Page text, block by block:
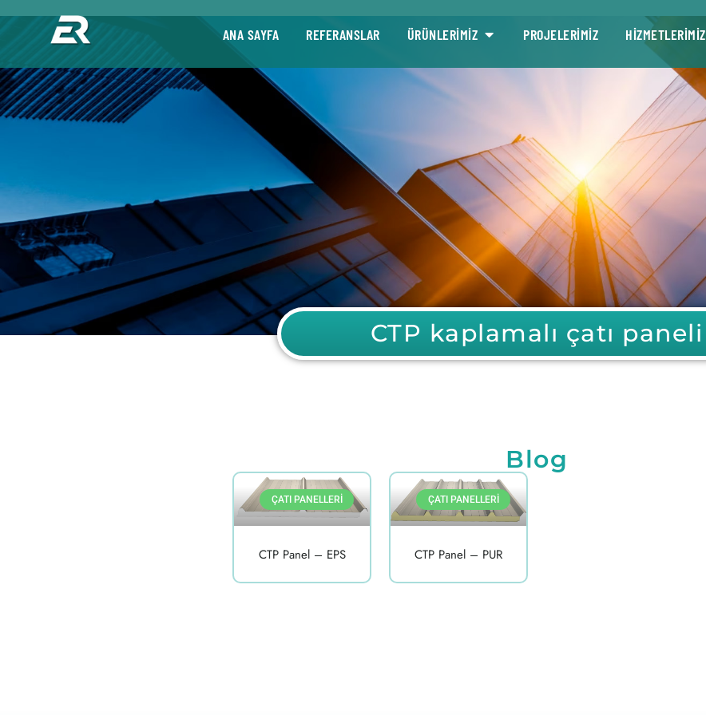
ANA SAYFA REFERANSLAR ÜRÜNLERİMİZ PROJELERİMİZ HİZMETLERİMİZ
CTP kaplamalı çatı paneli
Blog
ÇATI PANELLERI
CTP Panel – EPS
ÇATI PANELLERI
CTP Panel – PUR